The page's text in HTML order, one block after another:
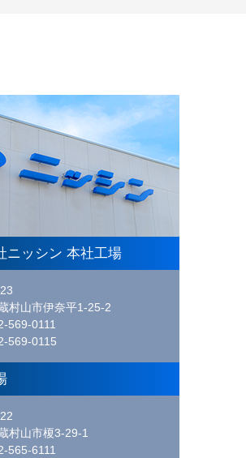
ニッシン 本社工場
村山市伊奈平1-25-2
569-0111
569-0115
村山市榎3-29-1
565-6111